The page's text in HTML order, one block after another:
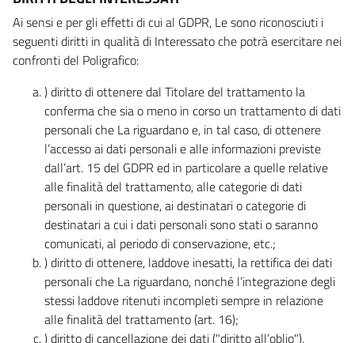
Ai sensi e per gli effetti di cui al GDPR, Le sono riconosciuti i
seguenti diritti in qualità di Interessato che potrà esercitare nei
confronti del Poligrafico:
) diritto di ottenere dal Titolare del trattamento la
conferma che sia o meno in corso un trattamento di dati
personali che La riguardano e, in tal caso, di ottenere
l’accesso ai dati personali e alle informazioni previste
dall’art. 15 del GDPR ed in particolare a quelle relative
alle finalità del trattamento, alle categorie di dati
personali in questione, ai destinatari o categorie di
destinatari a cui i dati personali sono stati o saranno
comunicati, al periodo di conservazione, etc.;
) diritto di ottenere, laddove inesatti, la rettifica dei dati
personali che La riguardano, nonché l’integrazione degli
stessi laddove ritenuti incompleti sempre in relazione
alle finalità del trattamento (art. 16);
) diritto di cancellazione dei dati ("diritto all’oblio"),